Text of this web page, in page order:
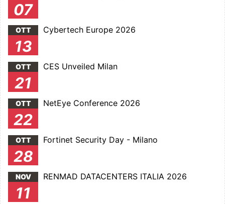
07
OTT
13
Cybertech Europe 2026
OTT
21
CES Unveiled Milan
OTT
22
NetEye Conference 2026
OTT
28
Fortinet Security Day - Milano
NOV
11
RENMAD DATACENTERS ITALIA 2026